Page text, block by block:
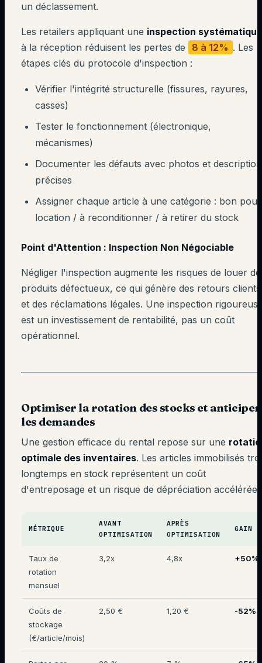
un déclassement.
Les retailers appliquant une inspection systématique
à la réception réduisent les pertes de
8 à 12% . Les
étapes clés du protocole d'inspection :
Vérifier l'intégrité structurelle (fissures, rayures,
casses)
Tester le fonctionnement (électronique,
mécanismes)
Documenter les défauts avec photos et
précises
Assigner chaque article à une catégorie : bon pour
location / à reconditionner / à retirer du stock
Point d'Attention : Inspection Non Négociable
Négliger l'inspection augmente les risques de louer
produits défectueux, ce qui génère des retours clients
et des réclamations légales. Une inspection
est un investissement de rentabilité, pas un coût
opérationnel.
Optimiser la rotation des stocks et anticiper
les demandes
Une gestion efficace du rental repose sur une
optimale des inventaires. Les articles immobilisés
longtemps en stock représentent un coût
d'entreposage et un risque de dépréciation accélérée.
MÉTRIQUE
AVANT
OPTIMISATION
APRÈS
OPTIMISATION
GAIN
Taux de
rotation
mensuel
3,2x 4,8x +50%
Coûts de
stockage
(€/article/mois)
2,50 € 1,20 € -52%